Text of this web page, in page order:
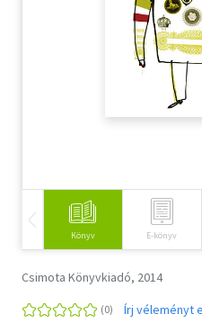
Tankönyv, segédkönyv
Könyv E-könyv
Csimota Könyvkiadó, 2014
Írj véleményt